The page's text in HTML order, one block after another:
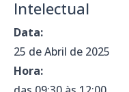
Intelectual
Data:
25 de Abril de 2025
Hora: